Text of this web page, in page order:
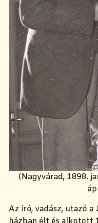
(Nagyvárad, 1898.
Az író, vadász, utazó a